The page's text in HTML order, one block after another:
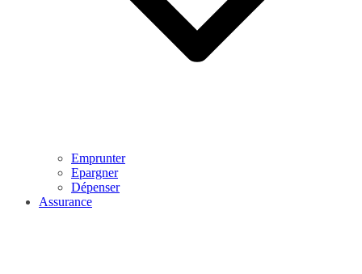
Emprunter
Epargner
Dépenser
Assurance